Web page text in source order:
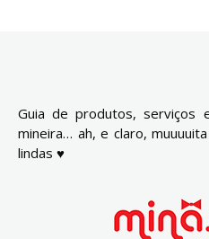
Guia de produtos, serviços
mineira… ah, e claro,
lindas ♥